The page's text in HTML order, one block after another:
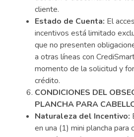
cliente.
Estado de Cuenta: El
incentivos está limitado
que no presenten
a otras líneas con
momento de la solicitud y
crédito.
CONDICIONES DEL
PLANCHA PARA
Naturaleza del Incentivo:
en una (1) mini plancha